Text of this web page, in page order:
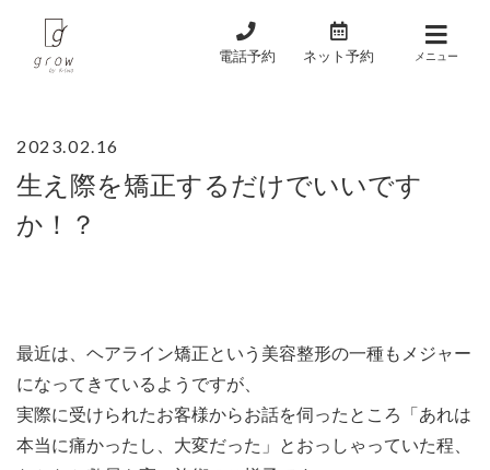
content
電話予約 ネット予約 メニュー
2023.02.16
生え際を矯正するだけでいいです
か！？
最近は、ヘアライン矯正という美容整形の一種もメジャー
になってきているようですが、
実際に受けられたお客様からお話を伺ったところ「あれは
本当に痛かったし、大変だった」とおっしゃっていた程、